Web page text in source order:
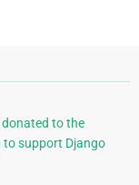
donated to the
to support Django